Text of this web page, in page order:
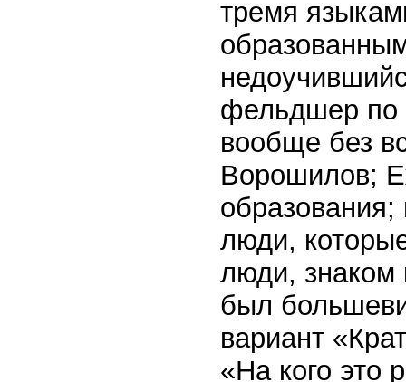
тремя
фельдшер по
вообще без
Ворошилов;
образования;
люди,
люди, знаком
был
вариант
«На кого это